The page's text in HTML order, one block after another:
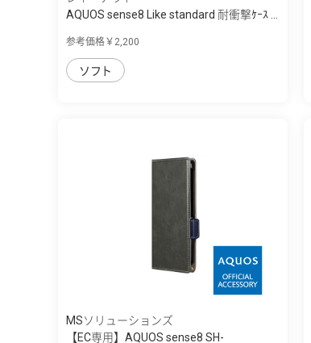
AQUOS sense8 Like standard 耐衝撃ｹｰｽ ...
参考価格￥2,200
ソフト
MSソリューションズ
【EC専用】AQUOS sense8 SH-